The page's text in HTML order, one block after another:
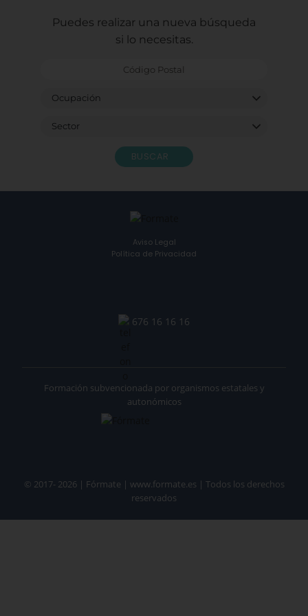
Puedes realizar una nueva búsqueda
si lo necesitas.
BUSCAR
Aviso Legal
Política de Privacidad
676 16 16 16
© 2017- 2026 | Fórmate | www.formate.es | Todos los derechos
reservados
Formación subvencionada por organismos estatales y
autonómicos